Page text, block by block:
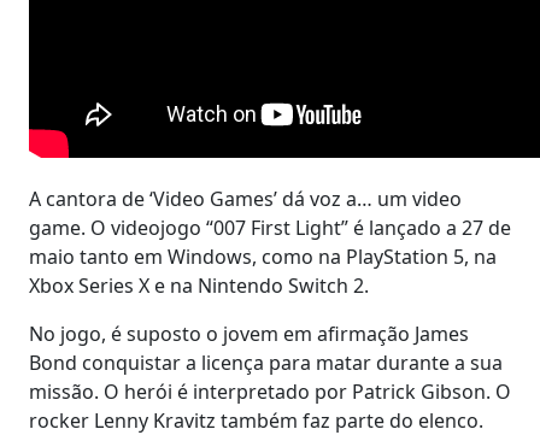
A cantora de ‘Video Games’ dá voz a… um video
game. O videojogo “007 First Light” é lançado a 27 de
maio tanto em Windows, como na PlayStation 5, na
Xbox Series X e na Nintendo Switch 2.
No jogo, é suposto o jovem em afirmação James
Bond conquistar a licença para matar durante a sua
missão. O herói é interpretado por Patrick Gibson. O
rocker Lenny Kravitz também faz parte do elenco.